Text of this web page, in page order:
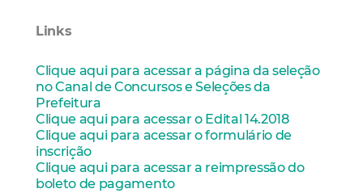
Links
Clique aqui para acessar a página da seleção
no Canal de Concursos e Seleções da
Prefeitura
Clique aqui para acessar o Edital 14.2018
Clique aqui para acessar o formulário de
inscrição
Clique aqui para acessar a reimpressão do
boleto de pagamento